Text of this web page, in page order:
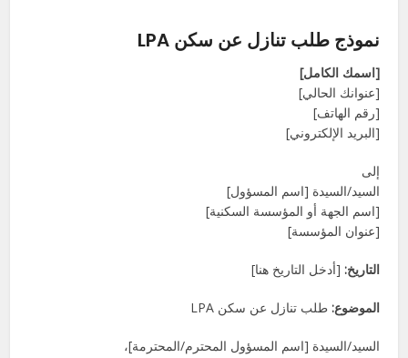
نموذج طلب تنازل عن سكن LPA
[اسمك الكامل]
[عنوانك الحالي]
[رقم الهاتف]
[البريد الإلكتروني]
إلى
السيد/السيدة [اسم المسؤول]
[اسم الجهة أو المؤسسة السكنية]
[عنوان المؤسسة]
التاريخ: [أدخل التاريخ هنا]
الموضوع: طلب تنازل عن سكن LPA
السيد/السيدة [اسم المسؤول المحترم/المحترمة]،